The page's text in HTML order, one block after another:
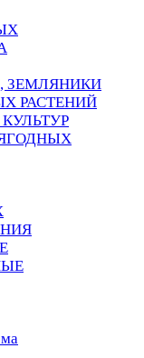
ЗЕМЛЯНИКИ
РАСТЕНИЙ